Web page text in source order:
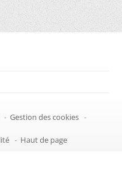
- Gestion des cookies -
- Haut de page